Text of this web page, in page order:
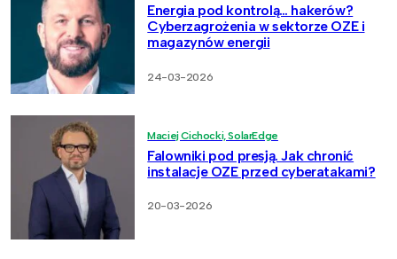
Energia pod kontrolą… hakerów?
Cyberzagrożenia w sektorze OZE i
magazynów energii
24-03-2026
Maciej Cichocki, SolarEdge
Falowniki pod presją. Jak chronić
instalacje OZE przed cyberatakami?
20-03-2026